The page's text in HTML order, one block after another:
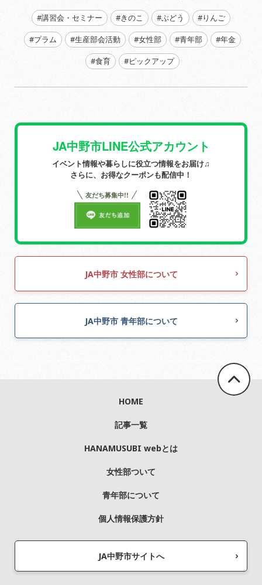
#講習会・セミナー #きのこ #ぶどう #りんご
#プラム #生産部会活動 #女性部 #青年部 #年金
#食育 #ピックアップ
JA中野市LINE公式アカウント
イベント情報や暮らしに役立つ情報をお届け♫
さらに、お得なクーポンも配信中！
友だち募集中!!
JA中野市 女性部について
JA中野市 青年部について
HOME
記事一覧
HANAMUSUBI webとは
女性部ついて
青年部について
個人情報保護方針
JA中野市サイトへ